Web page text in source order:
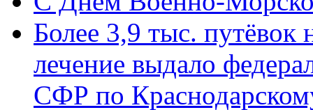
Более 3,9 тыс. путёвок
лечение выдало
СФР по